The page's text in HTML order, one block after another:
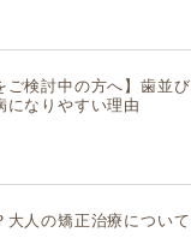
ご検討中の方へ】歯並び
になりやすい理由
大人の矯正治療について